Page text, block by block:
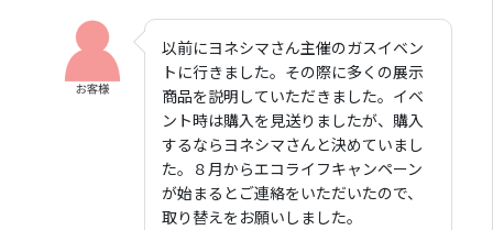
以前にヨネシマさん主催のガスイベン
トに行きました。その際に多くの展示
商品を説明していただきました。イベ
ント時は購入を見送りましたが、購入
するならヨネシマさんと決めていまし
た。８月からエコライフキャンペーン
が始まるとご連絡をいただいたので、
取り替えをお願いしました。